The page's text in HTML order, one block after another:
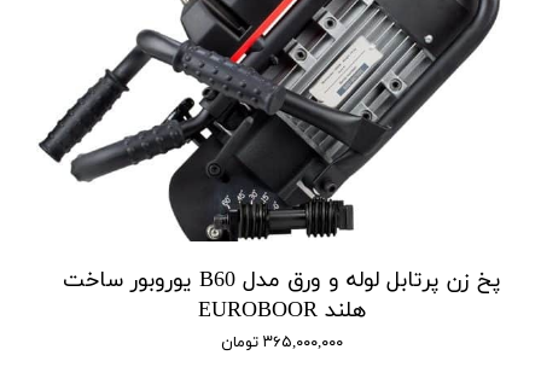
پخ زن پرتابل لوله و ورق مدل B60 یوروبور ساخت
هلند EUROBOOR
۳۶۵,۰۰۰,۰۰۰ تومان